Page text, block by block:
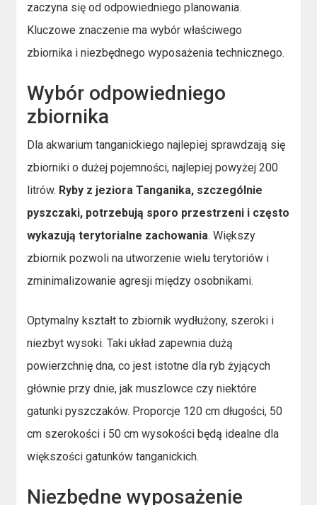
zaczyna się od odpowiedniego planowania.
Kluczowe znaczenie ma wybór właściwego
zbiornika i niezbędnego wyposażenia technicznego.
Wybór odpowiedniego
zbiornika
Dla akwarium tanganickiego najlepiej sprawdzają się
zbiorniki o dużej pojemności, najlepiej powyżej 200
litrów. Ryby z jeziora Tanganika, szczególnie
pyszczaki, potrzebują sporo przestrzeni i często
wykazują terytorialne zachowania. Większy
zbiornik pozwoli na utworzenie wielu terytoriów i
zminimalizowanie agresji między osobnikami.
Optymalny kształt to zbiornik wydłużony, szeroki i
niezbyt wysoki. Taki układ zapewnia dużą
powierzchnię dna, co jest istotne dla ryb żyjących
głównie przy dnie, jak muszlowce czy niektóre
gatunki pyszczaków. Proporcje 120 cm długości, 50
cm szerokości i 50 cm wysokości będą idealne dla
większości gatunków tanganickich.
Niezbędne wyposażenie